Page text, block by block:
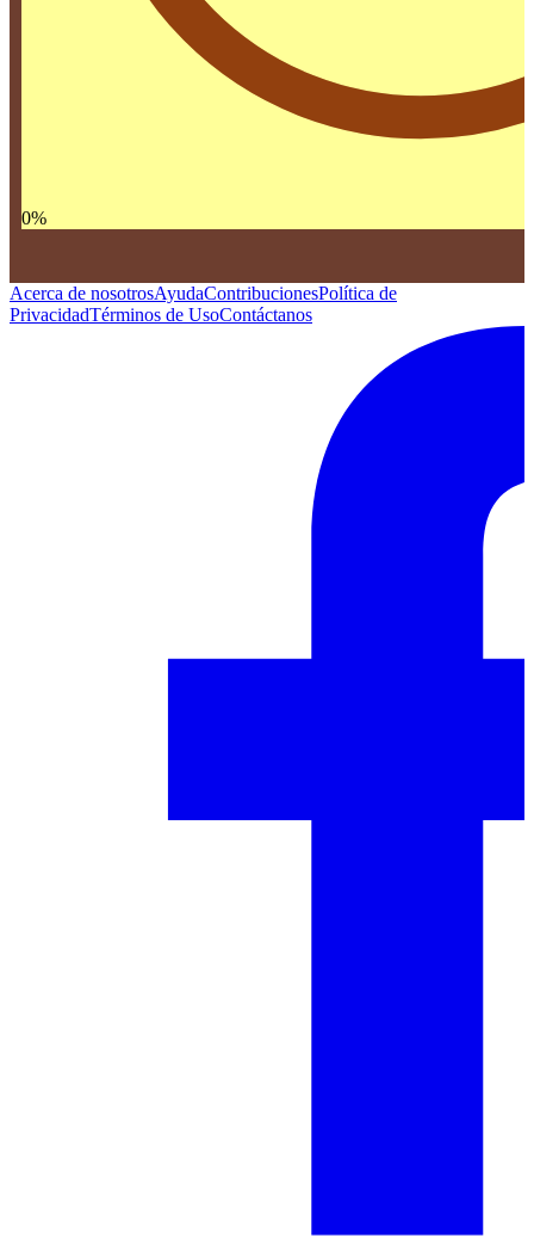
0%
Acerca de nosotrosAyudaContribucionesPolítica de
PrivacidadTérminos de UsoContáctanos